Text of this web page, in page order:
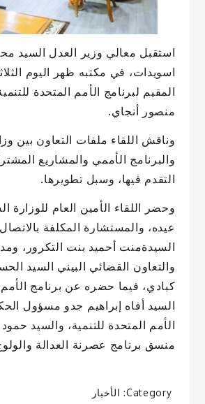
استقبل معالي وزير العدل السيد
اسويدات، في مكتبه ظهر اليوم
منصور أنجاي.
وناقش اللقاء ملفات التعاون بين
والبرنامج الأممي والمشاريع
التقدم فيها، وسبل تطويرها.
وحضر اللقاء الأمين العام للوزارة
عيده، والمستشارة المكلفة بالاتصال
السيدةمنت أحميد بنت التكرور،
والتعاون القضائي البيني السيد
كبادي، فيما حضره عن برنامج الأمم
السيد أفاه إبراهيم جدو مسؤول
الأمم المتحدة للتنمية، والسيد
منسق برنامج عصرنة العدالة
Category: الأخبار